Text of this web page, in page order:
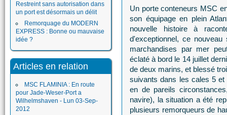
Restreint sans autorisation dans
un port est désormais un délit
Remorquage du MODERN
EXPRESS : Bonne ou mauvaise
idée ?
Articles en relation
MSC FLAMINIA : En route
pour Jade-Weser-Port a
Wilhelmshaven - Lun 03-Sep-
2012
Un porte conteneurs MSC
son équipage en plein
nouvelle histoire à
d'exceptionnel, ce
marchandises par mer
éclaté à bord le 14 juillet
de deux marins, et blessé
suivants dans les cales 5 et
en de pareils
navire), la situation a été
plusieurs remorqueurs de